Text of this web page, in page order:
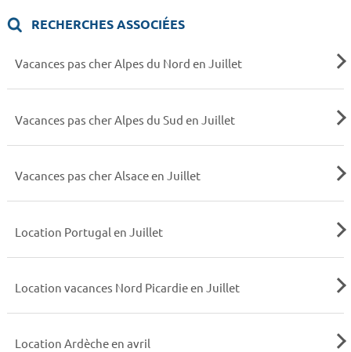
RECHERCHES ASSOCIÉES
Vacances pas cher Alpes du Nord en Juillet
Vacances pas cher Alpes du Sud en Juillet
Vacances pas cher Alsace en Juillet
Location Portugal en Juillet
Location vacances Nord Picardie en Juillet
Location Ardèche en avril